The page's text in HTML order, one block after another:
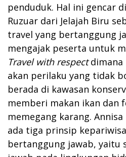
penduduk. Hal ini gencar
Ruzuar dari Jelajah Biru
travel yang bertanggung
mengajak peserta untuk
Travel with respectdimana
akan perilaku yang tidak
berada di kawasan
memberi makan ikan dan
memegang karang.
ada tiga prinsip
bertanggung jawab, yaitu